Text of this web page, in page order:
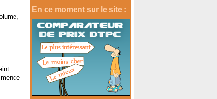
En ce moment sur le site :